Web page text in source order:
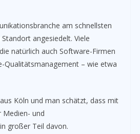
am schnellsten
angesiedelt. Viele
natürlich auch Software-Firmen
Qualitätsmanagement – wie etwa
Köln und man schätzt, dass mit
Medien- und
großer Teil davon.